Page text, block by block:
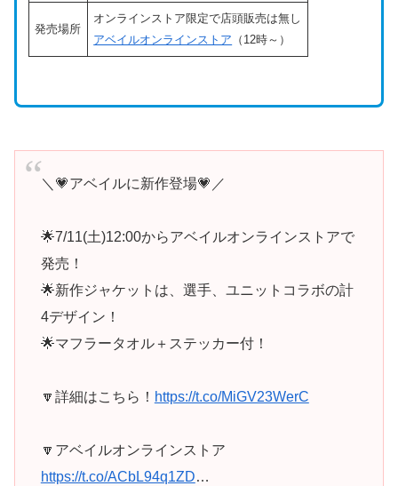
発売場所
オンラインストア限定で店頭販売は無し
アベイルオンラインストア （12時～）
＼💗アベイルに新作登場💗／
🌟7/11(土)12:00からアベイルオンラインストアで
発売！
🌟新作ジャケットは、選手、ユニットコラボの計
4デザイン！
🌟マフラータオル＋ステッカー付！
🔽詳細はこちら！ https://t.co/MiGV23WerC
🔽アベイルオンラインストア
https://t.co/ACbL94q1ZD…